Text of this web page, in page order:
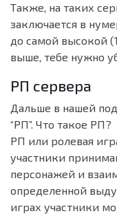
Также, на таких
заключается в
до самой высокой
выше, тебе нужно
РП сервера
Дальше в нашей
“РП”. Что такое РП?
РП или ролевая
участники
персонажей и
определенной
играх участники